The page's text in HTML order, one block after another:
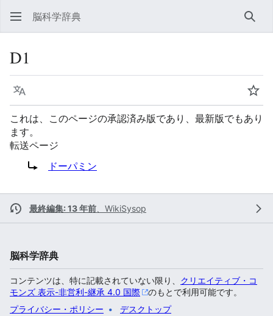
脳科学辞典 検索
D1
言語
ウ
これは、このページの承認済み版であり、最新版でもあり
ます。
転送ページ
転送先:
ドーパミン
最終編集: 13 年前 WikiSysop
脳科学辞典
コンテンツは、特に記載されていない限り、 クリエイティブ・コ
モンズ 表示-非営利-継承 4.0 国際
のもとで利用可能です。
プライバシー・ポリシー
デスクトップ